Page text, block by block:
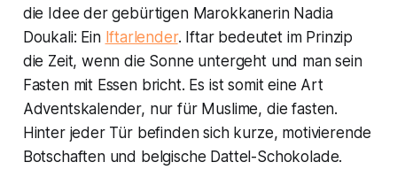
die Idee der gebürtigen Marokkanerin Nadia
Doukali: Ein Iftarlender. Iftar bedeutet im Prinzip
die Zeit, wenn die Sonne untergeht und man sein
Fasten mit Essen bricht. Es ist somit eine Art
Adventskalender, nur für Muslime, die fasten.
Hinter jeder Tür befinden sich kurze, motivierende
Botschaften und belgische Dattel-Schokolade.